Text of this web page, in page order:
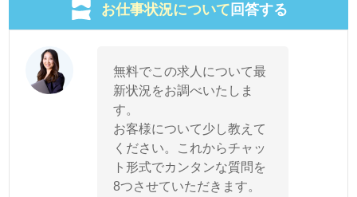
お仕事状況について回答する
無料でこの求人について最
新状況をお調べいたしま
す。
お客様について少し教えて
ください。これからチャッ
ト形式でカンタンな質問を
8つさせていただきます。